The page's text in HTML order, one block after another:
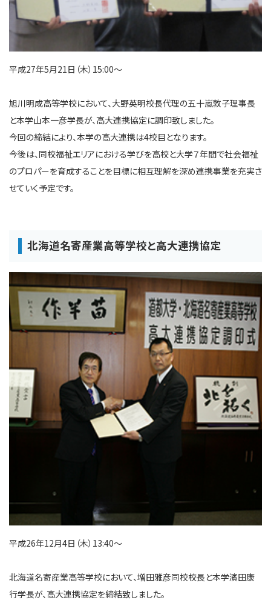
平成27年5月21日（木）15:00～
旭川明成高等学校において、大野英明校長代理の五十嵐敦子理事長
と本学山本一彦学長が、高大連携協定に調印致しました。
今回の締結により、本学の高大連携は4校目となります。
今後は、同校福祉エリアにおける学びを高校と大学７年間で社会福祉
のプロパーを育成することを目標に相互理解を深め連携事業を充実さ
せていく予定です。
北海道名寄産業高等学校と高大連携協定
平成26年12月4日（木）13:40～
北海道名寄産業高等学校において、増田雅彦同校校長と本学濱田康
行学長が、高大連携協定を締結致しました。